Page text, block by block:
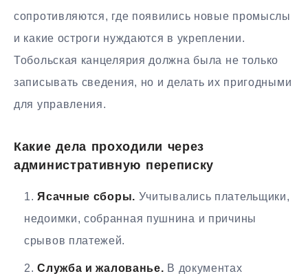
сопротивляются, где появились новые промыслы
и какие остроги нуждаются в укреплении.
Тобольская канцелярия должна была не только
записывать сведения, но и делать их пригодными
для управления.
Какие дела проходили через
административную переписку
Ясачные сборы. Учитывались плательщики,
недоимки, собранная пушнина и причины
срывов платежей.
Служба и жалованье. В документах